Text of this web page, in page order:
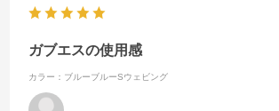
ガブエスの使用感
カラー：ブルーブルーSウェビング